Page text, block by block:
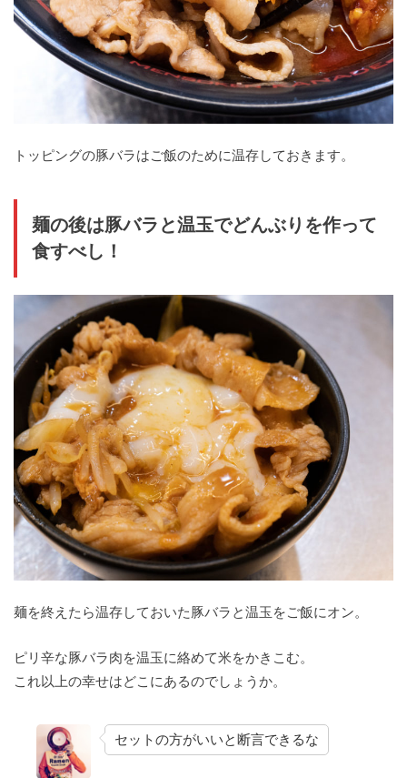
トッピングの豚バラはご飯のために温存しておきます。
麺の後は豚バラと温玉でどんぶりを作って
食すべし！
麺を終えたら温存しておいた豚バラと温玉をご飯にオン。
ピリ辛な豚バラ肉を温玉に絡めて米をかきこむ。
これ以上の幸せはどこにあるのでしょうか。
セットの方がいいと断言できるな